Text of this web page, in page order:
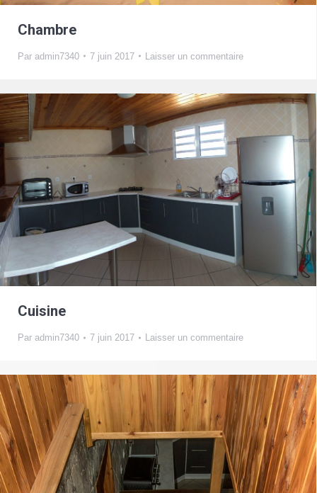
Chambre
Par admin7340 7 juin 2017 Laisser un commentaire
Cuisine
Par admin7340 7 juin 2017 Laisser un commentaire